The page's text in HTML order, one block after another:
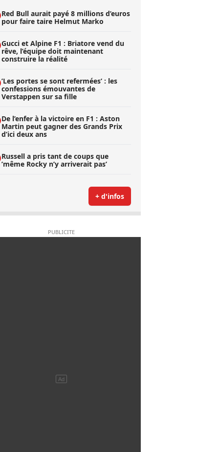
Red Bull aurait payé 8 millions d’euros
pour faire taire Helmut Marko
Gucci et Alpine F1 : Briatore vend du
rêve, l’équipe doit maintenant
construire la réalité
’Les portes se sont refermées’ : les
confessions émouvantes de
Verstappen sur sa fille
De l’enfer à la victoire en F1 : Aston
Martin peut gagner des Grands Prix
d’ici deux ans
Russell a pris tant de coups que
’même Rocky n’y arriverait pas’
+ d'infos